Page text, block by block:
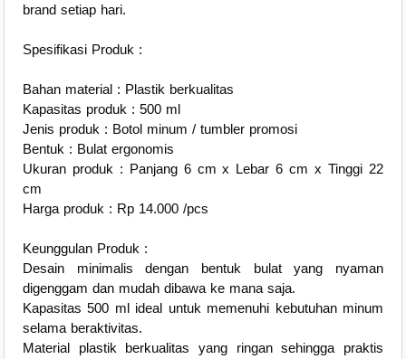
brand setiap hari.
Spesifikasi Produk :
Bahan material : Plastik berkualitas
Kapasitas produk : 500 ml
Jenis produk : Botol minum / tumbler promosi
Bentuk : Bulat ergonomis
Ukuran produk : Panjang 6 cm x Lebar 6 cm x Tinggi 22
cm
Harga produk : Rp 14.000 /pcs
Keunggulan Produk :
Desain minimalis dengan bentuk bulat yang nyaman
digenggam dan mudah dibawa ke mana saja.
Kapasitas 500 ml ideal untuk memenuhi kebutuhan minum
selama beraktivitas.
Material plastik berkualitas yang ringan sehingga praktis